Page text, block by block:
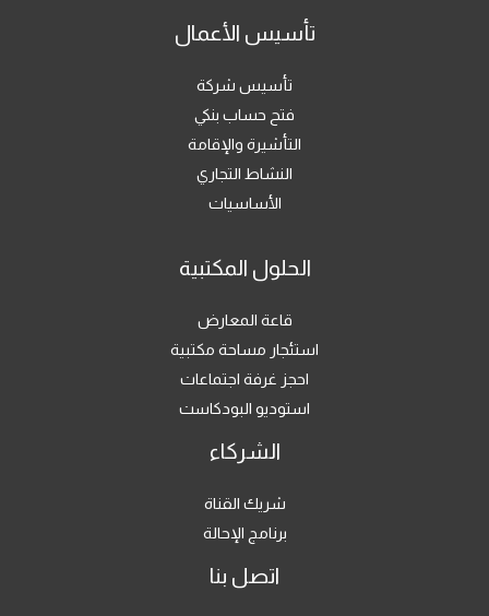
تأسيس الأعمال
تأسيس شركة
فتح حساب بنكي
التأشيرة والإقامة
النشاط التجاري
الأساسيات
الحلول المكتبية
قاعة المعارض
استئجار مساحة مكتبية
احجز غرفة اجتماعات
استوديو البودكاست
الشركاء
شريك القناة
برنامج الإحالة
اتصل بنا